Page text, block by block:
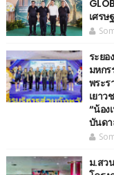
เศรษ
ระยอ
มหก
พระร
เยาว
“น้อง
บันดา
ม.สว